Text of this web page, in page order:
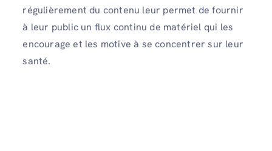
régulièrement du contenu leur permet de fournir
à leur public un flux continu de matériel qui les
encourage et les motive à se concentrer sur leur
santé.